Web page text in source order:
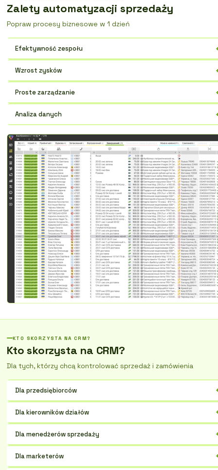
Zalety automatyzacji sprzedaży
Popraw procesy biznesowe w 1 dzień
Efektywność zespołu
każdego pracownika.
Wzrost zysków
koszty.
Proste zarządzanie
kontrolować wszystkie procesy.
Analiza danych
i strategii rozwoju.
KTO SKORZYSTA NA CRM?
Kto skorzysta na CRM?
Dla tych, którzy chcą kontrolować sprzedaż i zamówienia
Dla przedsiębiorców
zysk, oszczędzaj czas.
Dla kierowników działów
Dla menedżerów sprzedaży
korzystne umowy.
Dla marketerów